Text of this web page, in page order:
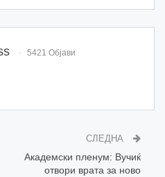
5421 Објави
СЛЕДНА
Академски пленум: Вучиќ
отвори врата за ново